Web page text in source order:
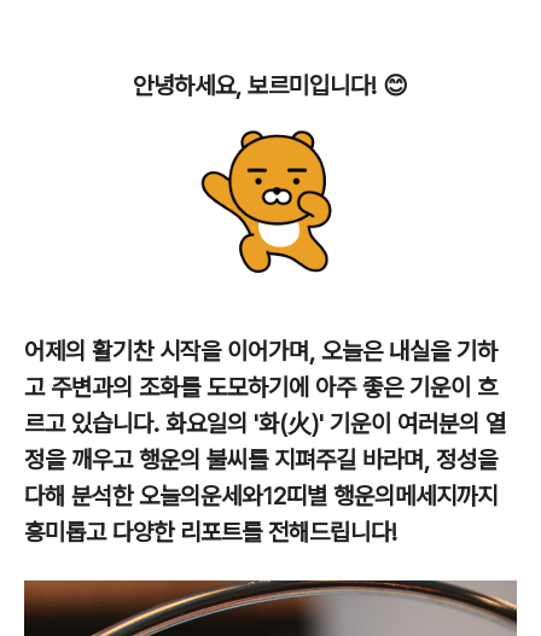
안녕하세요, 보르미입니다! 😊
어제의 활기찬 시작을 이어가며, 오늘은 내실을 기하
고 주변과의 조화를 도모하기에 아주 좋은 기운이 흐
르고 있습니다. 화요일의 '화(火)' 기운이 여러분의 열
정을 깨우고 행운의 불씨를 지펴주길 바라며, 정성을
다해 분석한 오늘의운세와12띠별 행운의메세지까지
흥미롭고 다양한 리포트를 전해드립니다!